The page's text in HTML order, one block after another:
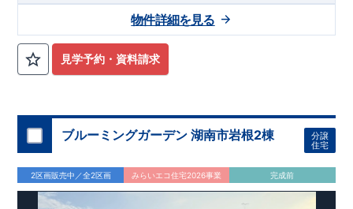
見学予約・資料請求
物件詳細を見る
ブルーミングガーデン 湖南市岩根2棟
分譲
住宅
2区画販売中／全2区画 みらいエコ住宅2026事業 完成前